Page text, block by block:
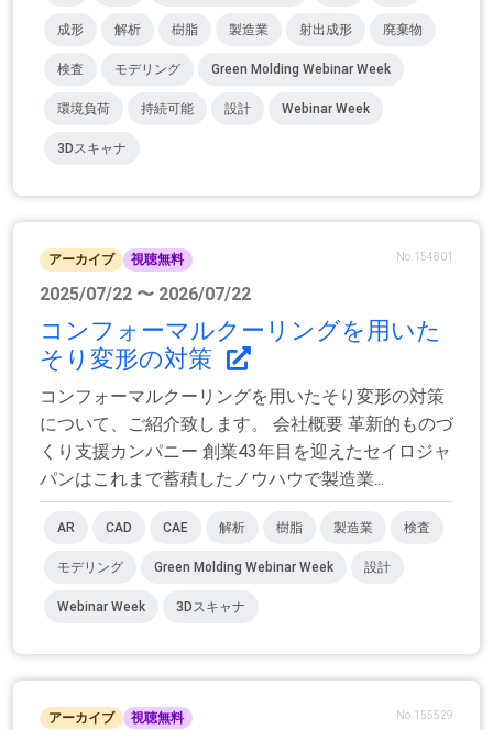
成形 解析 樹脂 製造業 射出成形 廃棄物
検査 モデリング Green Molding Webinar Week
環境負荷 持続可能 設計 Webinar Week
3Dスキャナ
アーカイブ 視聴無料 No.154801
2025/07/22 〜 2026/07/22
コンフォーマルクーリングを用いた
そり変形の対策
コンフォーマルクーリングを用いたそり変形の対策
について、ご紹介致します。 会社概要 革新的ものづ
くり支援カンパニー 創業43年目を迎えたセイロジャ
パンはこれまで蓄積したノウハウで製造業...
AR CAD CAE 解析 樹脂 製造業 検査
モデリング Green Molding Webinar Week 設計
Webinar Week 3Dスキャナ
アーカイブ 視聴無料 No.155529